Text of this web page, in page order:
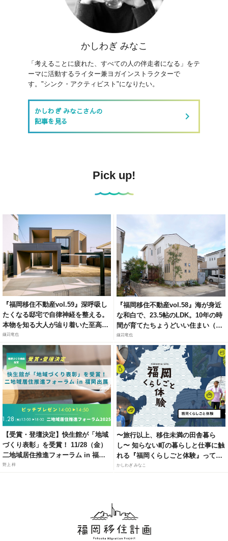
かしわぎ みなこ
「考えることに疲れた、すべての人の伴走者になる」をテ
ーマに活動するライター兼ヨガインストラクターで
す。"シンク・アクティビスト"になりたい。
かしわぎ みなこさんの
記事を見る
keyboard_arrow_right
Pick up!
『福岡移住不動産vol.59』深呼吸し
たくなる邸宅で自律神経を整える。
本物を知る大人が辿り着いた至高の
リトリート（福岡市城南区梅林）
鎌苅竜也
『福岡移住不動産vol.58』海が身近
な和白で、23.5帖のLDK。10年の時
間が育てたちょうどいい住まい（福
岡市東区和白6）
鎌苅竜也
【受賞・登壇決定】快生館が「地域
づくり表彰」を受賞！ 11/28（金）
二地域居住推進フォーラム in 福岡
にて、官民連携モデルによる「居・
野上 梓
〜旅行以上、移住未満の田舎暮ら
し〜 知らない町の暮らしと仕事に触
れる『福岡くらしごと体験』って知
ってる？
かしわぎ みなこ